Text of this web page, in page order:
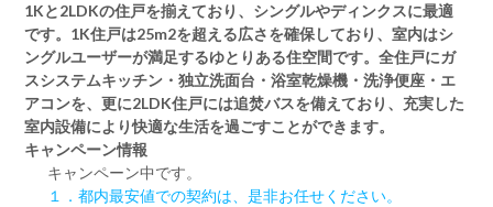
1Kと2LDKの住戸を揃えており、シングルやディンクスに最適
です。1K住戸は25m2を超える広さを確保しており、室内はシ
ングルユーザーが満足するゆとりある住空間です。全住戸にガ
スシステムキッチン・独立洗面台・浴室乾燥機・洗浄便座・エ
アコンを、更に2LDK住戸には追焚バスを備えており、充実した
室内設備により快適な生活を過ごすことができます。
キャンペーン情報
キャンペーン中です。
１．都内最安値での契約は、是非お任せください。